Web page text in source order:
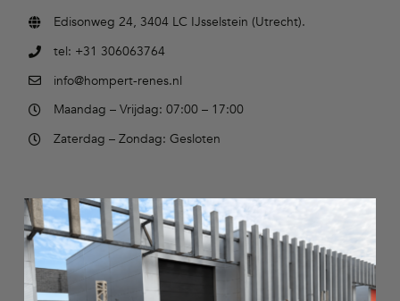
Edisonweg 24, 3404 LC IJsselstein (Utrecht).
tel: +31 306063764
info@hompert-renes.nl
Maandag – Vrijdag: 07:00 – 17:00
Zaterdag – Zondag: Gesloten